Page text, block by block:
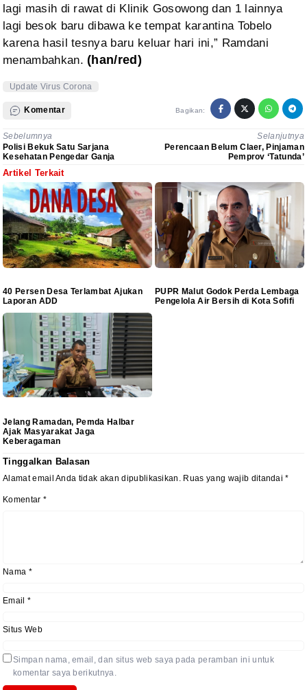
lagi masih di rawat di Klinik Gosowong dan 1 lainnya
lagi besok baru dibawa ke tempat karantina Tobelo
karena hasil tesnya baru keluar hari ini,” Ramdani
menambahkan.(han/red)
Update Virus Corona
Komentar Bagikan:
Sebelumnya
Polisi Bekuk Satu Sarjana
Kesehatan Pengedar Ganja
Selanjutnya
Perencaan Belum Claer, Pinjaman
Pemprov ‘Tatunda’
Artikel Terkait
40 Persen Desa Terlambat Ajukan
Laporan ADD
PUPR Malut Godok Perda Lembaga
Pengelola Air Bersih di Kota Sofifi
Jelang Ramadan, Pemda Halbar
Ajak Masyarakat Jaga
Keberagaman
Tinggalkan Balasan
Alamat email Anda tidak akan dipublikasikan. Ruas yang wajib ditandai*
Komentar *
Nama *
Email *
Situs Web
Simpan nama, email, dan situs web saya pada peramban ini untuk
komentar saya berikutnya.